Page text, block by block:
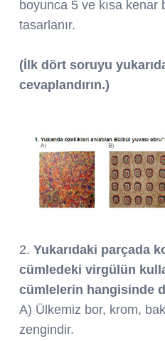
boyunca 5 ve kısa
tasarlanır.
(İlk dört soruyu
cevaplandırın.)
2. Yukarıdaki parçada
cümledeki virgülün
cümlelerin hangisinde
A) Ülkemiz bor, krom,
zengindir.